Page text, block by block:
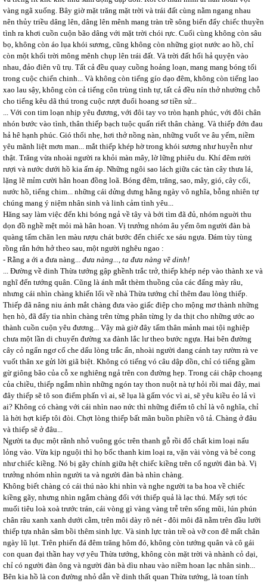
vàng ngã xuống. Bây giờ mặt trăng mặt trời và trái đất cùng nằm ngang nhau
nên thủy triều dâng lên, dâng lên mênh mang tràn trề sông biển đẩy chiếc thuyền
tình ra khơi cuồn cuộn bão dâng với mặt trời chói rực. Cuối cùng không còn sâu
bọ, không còn áo lụa khói sương, cũng không còn những giọt nước ao hồ, chỉ
còn một khối trời mông mênh chụp lên trái đất. Và trời đất hối hả quyện vào
nhau, đảo điên vũ trụ. Tất cả đều quay cuồng hoảng loạn, mang mang bóng tối
trong cuộc chiến chinh... Và không còn tiếng gío dạo đêm, không còn tiếng lao
xao lau sậy, không còn cả tiếng côn trùng tình tự, tất cả đều nín thở nhường chỗ
cho tiếng kêu dã thú trong cuộc rượt đuổi hoang sơ tiền sử...
... Với con tim loạn nhịp yêu đương, với đôi tay vo tròn hạnh phúc, với đôi chân
nhón bước vào tình, thân thiếp bạch tuộc quấn riết thân chàng. Và thiếp đớn đau
hả hê hạnh phúc. Gió thổi nhẹ, hơi thở nồng nàn, những vuốt ve âu yếm, niềm
yêu mãnh liệt mơn man... mắt thiếp khép hờ trong khói sương như huyễn như
thật. Trăng vừa nhoài người ra khỏi màn mây, lờ lững phiêu du. Khí đêm rười
rượi và nước dưới hồ kia ấm áp. Những ngôi sao lách giữa các tàn cây thưa lá,
lặng lẽ mỉm cười hân hoan đồng loã. Bóng đêm, trăng, sao, mây, gió, cây cối,
nước hồ, tiếng chim... những cái dửng dưng hằng ngày vô nghĩa, bỗng nhiên tự
chúng mang ý niệm nhân sinh và linh cảm tình yêu...
Hăng say làm việc đến khi bóng ngả về tây và bới tìm đã đủ, nhóm nguời thu
dọn đồ nghề mệt mỏi mà hân hoan. Vị trưởng nhóm âu yếm ôm người đàn bà
quàng tấm chăn len màu rượu chát bước đến chiếc xe sáu ngựa. Đám tùy tùng
rồng rắn hớn hở theo sau, một người nghêu ngao :
- Rằng a ới a đưa nàng... đưa nàng..., ta đưa nàng về dinh!
... Đường về dinh Thừa tướng gập ghềnh trắc trở, thiếp khép nép vào thành xe và
nghĩ đến tướng quân. Cũng là ánh mắt thèm thuồng của các đấng mày râu,
nhưng cái nhìn chàng khiến lối về nhà Thừa tướng chỉ thêm đau lòng thiếp.
Thiếp đã nâng niu ánh mắt chàng đưa vào giấc điệp cho mộng mơ thành những
hẹn hò, đã đẩy tia nhìn chàng trên từng phân từng ly da thịt cho những ước ao
thành cuồn cuộn yêu đương... Vậy mà giờ đây tấm thân mảnh mai tội nghiệp
chưa một lần di chuyển đường xa đành lắc lư theo bước ngựa. Hai bên đường
cây cỏ ngẩn ngơ cố che dấu lòng trắc ẩn, nhoài người dang cánh tay rườm rà ve
vuốt thân xe gửi lời giã biệt. Không có tiếng vó câu dập dồn, chỉ có tiếng gầm
gừ giông bão của cỗ xe nghiêng ngả trên con đường hẹp. Trong cái chập choạng
của chiều, thiếp ngắm nhìn những ngón tay thon nuột nà tự hỏi rồi mai đây, mai
đây thiếp sẽ tô son điểm phấn vì ai, sẽ lụa là gấm vóc vì ai, sẽ yêu kiều ẻo lả vì
ai? Không có chàng với cái nhìn nao nức thì những điểm tô chỉ là vô nghĩa, chỉ
là hời hợt kiếp tôi đòi. Chợt lòng thiếp bất mãn buồn phiền vô tả. Chàng ở đâu
và thiếp sẽ ở đâu...
Người ta đục một rãnh nhỏ vuông góc trên thanh gỗ rồi đổ chất kim loại nấu
lỏng vào. Vừa kịp nguội thì họ bốc thanh kim loại ra, vặn vài vòng và bẻ cong
như chiếc kiềng. Nó bị gãy chính giữa hệt chiếc kiềng trên cổ người đàn bà. Vị
trưởng nhóm nhìn người ta và người đàn bà nhìn chàng.
Không biết chàng có cái thú nào khi nhìn và nghe người ta ba hoa về chiếc
kiềng gãy, nhưng nhìn ngắm chàng đối với thiếp quả là lạc thú. Mấy sợi tóc
muối tiêu loà xoà trước trán, cái vòng gì vàng vàng trễ trên sống mũi, lún phún
chân râu xanh xanh dưới cằm, trên môi dày rõ nét - đôi môi đã nằm trên đầu lưỡi
thiếp tựa nhân sâm bồi thêm sinh lực. Và sinh lực tràn trề oà vỡ con đê mất chân
ngày lũ lụt. Trên phiến đá đêm trăng hôm đó, không còn tướng quân và cô gái
con quan đại thần hay vợ yêu Thừa tướng, không còn mặt trời và nhành cỏ dại,
chỉ có người đàn ông và người đàn bà dìu nhau vào niềm hoan lạc nhân sinh...
Bên kia hồ là con đường nhỏ dẫn về dinh thất quan Thừa tướng, là toan tính